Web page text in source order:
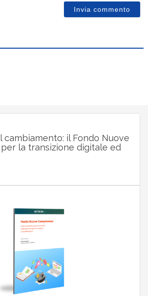
cambiamento: il Fondo Nuove
la transizione digitale ed